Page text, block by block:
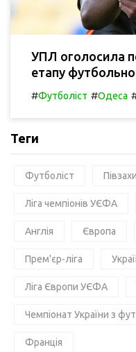
УПЛ оголосила
етапу
#Футболіст #Одеса
Теги
Футболіст
Ліга чемпіонів УЄФА
Англія Європа
Прем'єр-ліга
Ліга Європи УЄФА
Чемпіонат України з
Франція